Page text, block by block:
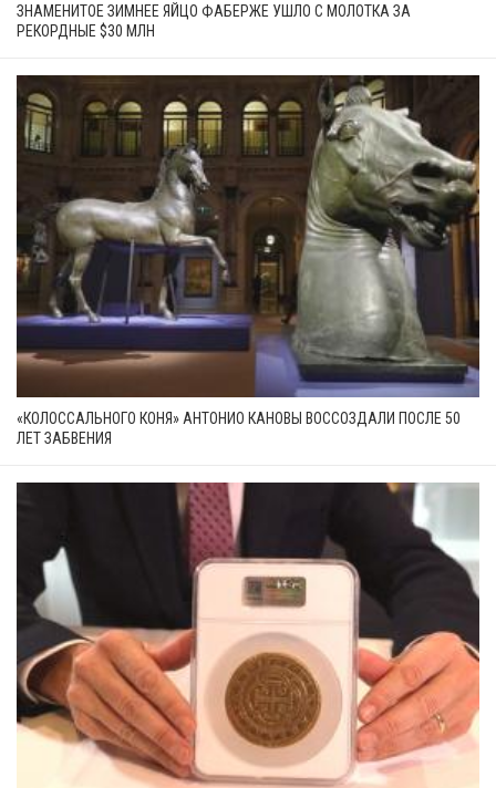
ЗНАМЕНИТОЕ ЗИМНЕЕ ЯЙЦО ФАБЕРЖЕ УШЛО С МОЛОТКА ЗА
РЕКОРДНЫЕ $30 МЛН
«КОЛОССАЛЬНОГО КОНЯ» АНТОНИО КАНОВЫ ВОССОЗДАЛИ ПОСЛЕ 50
ЛЕТ ЗАБВЕНИЯ